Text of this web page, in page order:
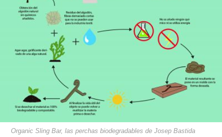
Organic Sling Bar, las perchas biodegradables de Josep Bastida